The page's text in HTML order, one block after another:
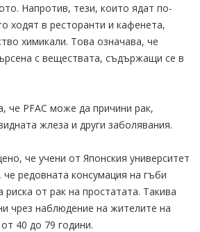
Напротив, тези, които ядат по-
ходят в ресторанти и кафенета,
химикали. Това означава, че
с веществата, съдържащи се в
че PFAC може да причини рак,
жлеза и други заболявания.
че учени от Японския университет
че редовната консумация на гъби
от рак на простатата. Такива
чрез наблюдение на жителите на
40 до 79 години.